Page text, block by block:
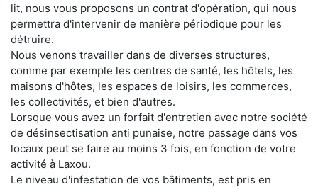
lit, nous vous proposons un contrat d'opération, qui nous
permettra d'intervenir de manière périodique pour les
détruire.
Nous venons travailler dans de diverses structures,
comme par exemple les centres de santé, les hôtels, les
maisons d'hôtes, les espaces de loisirs, les commerces,
les collectivités, et bien d'autres.
Lorsque vous avez un forfait d'entretien avec notre société
de désinsectisation anti punaise, notre passage dans vos
locaux peut se faire au moins 3 fois, en fonction de votre
activité à Laxou.
Le niveau d'infestation de vos bâtiments, est pris en